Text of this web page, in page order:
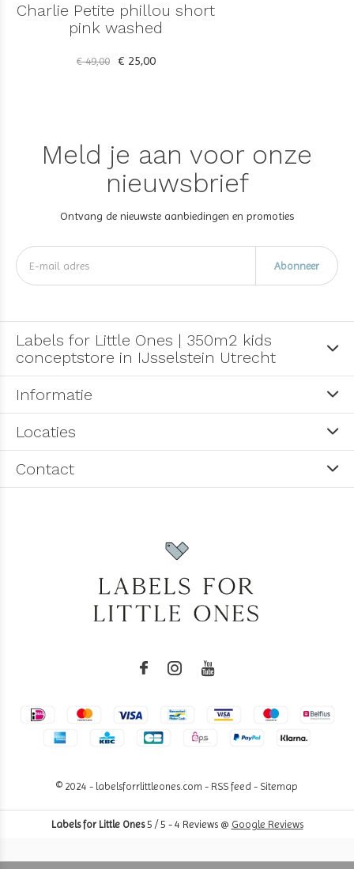
Charlie Petite phillou short
pink washed
€ 49,00 € 25,00
Meld je aan voor onze
nieuwsbrief
Ontvang de nieuwste aanbiedingen en promoties
Abonneer
Labels for Little Ones | 350m2 kids
conceptstore in IJsselstein Utrecht
Informatie
Locaties
Contact
© 2024 - labelsforrlittleones.com - RSS feed - Sitemap
Labels for Little Ones5 / 5 - 4 Reviews @ Google Reviews